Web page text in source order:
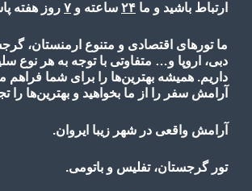
ارتباط باشید و ما ۲۴ ساعته و ۷ روز هفته
ما تورهای اقتصادی و متنوع ارمنستان،
دبی، اروپا و… متفاوتی با توجه به هر نوع
داریم. همیشه بهترین‌ها را برای شما فراهم
آرامش سفر را از ما بخواهید و بهترین‌ها را
آرامش واقعی در شهر زیبا ایروان.
تور گرجستان، تفلیس و باتومی.